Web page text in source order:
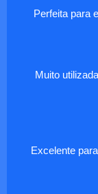
Perfeita para
Muito
Excelente